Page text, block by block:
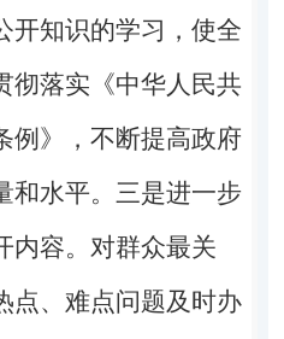
开知识的学习，使全
彻落实《中华人民共
例》，不断提高政府
和水平。三是进一步
内容。对群众最关
点、难点问题及时办